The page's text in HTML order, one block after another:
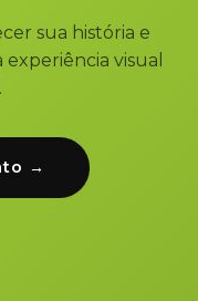
sua história e
visual
→